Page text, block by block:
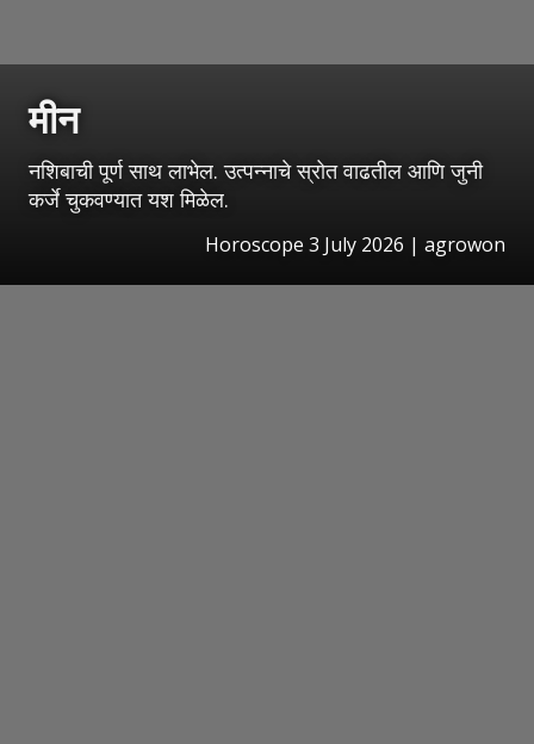
मीन
नशिबाची पूर्ण साथ लाभेल. उत्पन्नाचे स्रोत वाढतील आणि जुनी
कर्जे चुकवण्यात यश मिळेल.
Horoscope 3 July 2026 | agrowon